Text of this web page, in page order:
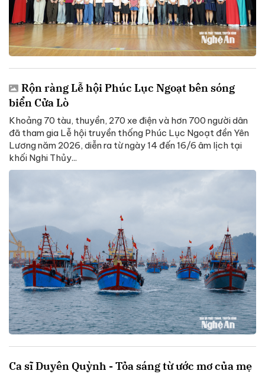
Rộn ràng Lễ hội Phúc Lục Ngoạt bên sóng
biển Cửa Lò
Khoảng 70 tàu, thuyền, 270 xe điện và hơn 700 người dân
đã tham gia Lễ hội truyền thống Phúc Lục Ngoạt đền Yên
Lương năm 2026, diễn ra từ ngày 14 đến 16/6 âm lịch tại
khối Nghi Thủy...
Ca sĩ Duyên Quỳnh - Tỏa sáng từ ước mơ của mẹ